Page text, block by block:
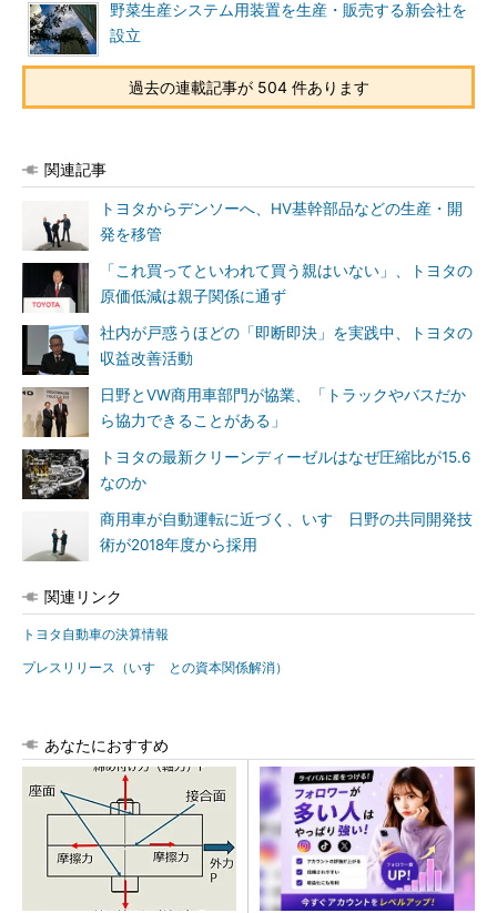
野菜生産システム用装置を生産・販売する新会社を
設立
過去の連載記事が 504 件あります
関連記事
トヨタからデンソーへ、HV基幹部品などの生産・開
発を移管
「これ買ってといわれて買う親はいない」、トヨタの
原価低減は親子関係に通ず
社内が戸惑うほどの「即断即決」を実践中、トヨタの
収益改善活動
日野とVW商用車部門が協業、「トラックやバスだか
ら協力できることがある」
トヨタの最新クリーンディーゼルはなぜ圧縮比が15.6
なのか
商用車が自動運転に近づく、いすゞ日野の共同開発技
術が2018年度から採用
関連リンク
トヨタ自動車の決算情報
プレスリリース（いすゞとの資本関係解消）
あなたにおすすめ